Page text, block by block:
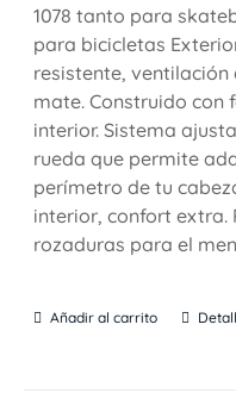
1078 tanto para
para bicicletas
resistente,
mate. Construido con
interior. Sistema
rueda que permite
perímetro de tu
interior, confort extra.
rozaduras para el
Añadir al carrito